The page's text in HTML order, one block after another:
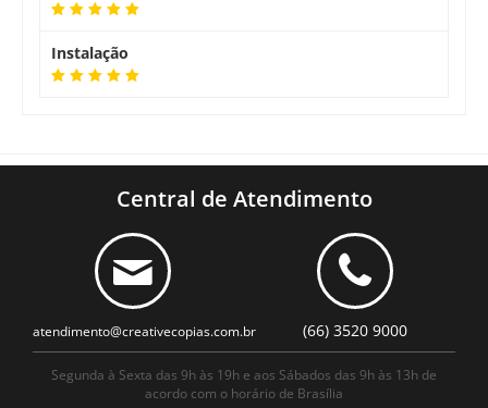
Instalação
Central de Atendimento
atendimento@creativecopias.com.br (66) 3520 9000
Segunda à Sexta das 9h às 19h e aos Sábados das 9h às 13h de
acordo com o horário de Brasília